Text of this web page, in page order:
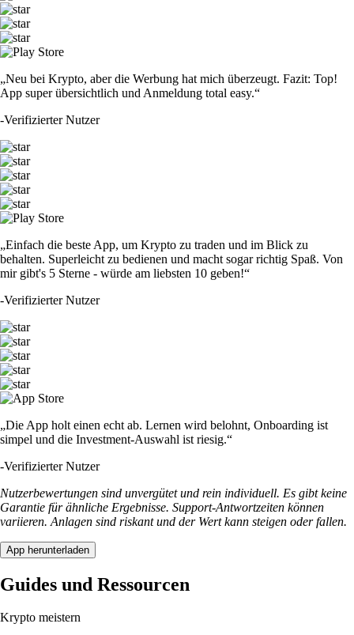
„Neu bei Krypto, aber die Werbung hat mich überzeugt. Fazit: Top!
App super übersichtlich und Anmeldung total easy.“
-Verifizierter Nutzer
„Einfach die beste App, um Krypto zu traden und im Blick zu
behalten. Superleicht zu bedienen und macht sogar richtig Spaß. Von
mir gibt's 5 Sterne - würde am liebsten 10 geben!“
-Verifizierter Nutzer
„Die App holt einen echt ab. Lernen wird belohnt, Onboarding ist
simpel und die Investment-Auswahl ist riesig.“
-Verifizierter Nutzer
Nutzerbewertungen sind unvergütet und rein individuell. Es gibt keine
Garantie für ähnliche Ergebnisse. Support-Antwortzeiten können
variieren. Anlagen sind riskant und der Wert kann steigen oder fallen.
App herunterladen
Guides und Ressourcen
Krypto meistern